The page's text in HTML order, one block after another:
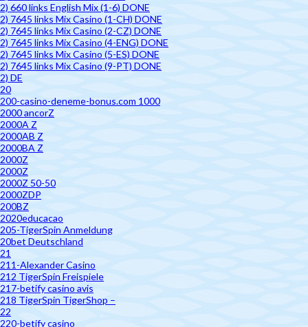
2) 660 links English Mix (1-6) DONE
2) 7645 links Mix Casino (1-CH) DONE
2) 7645 links Mix Casino (2-CZ) DONE
2) 7645 links Mix Casino (4-ENG) DONE
2) 7645 links Mix Casino (5-ES) DONE
2) 7645 links Mix Casino (9-PT) DONE
2) DE
20
200-casino-deneme-bonus.com 1000
2000 ancorZ
2000A Z
2000AB Z
2000BA Z
2000Z
2000Z
2000Z 50-50
2000ZDP
200BZ
2020educacao
205-TigerSpin Anmeldung
20bet Deutschland
21
211-Alexander Casino
212 TigerSpin Freispiele
217-betify casino avis
218 TigerSpin TigerShop –
22
220-betify casino